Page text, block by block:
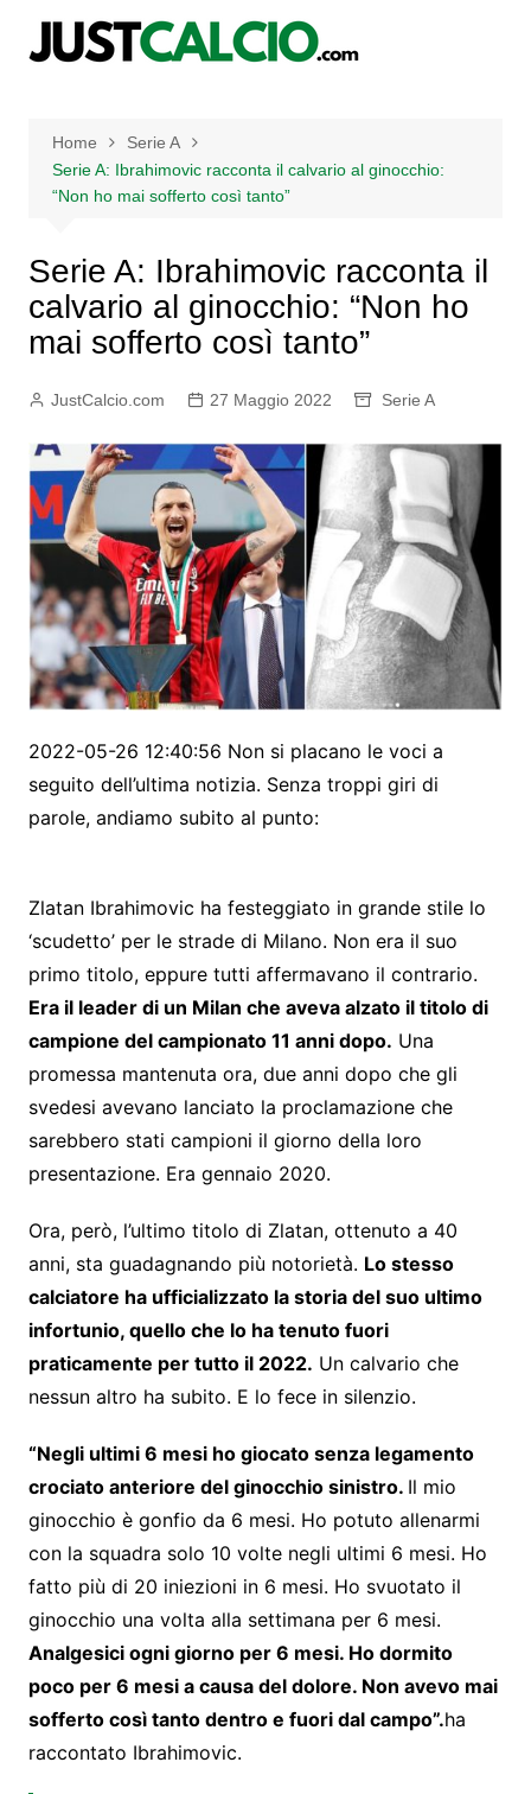
Home
Serie A
Serie A: Ibrahimovic racconta il calvario al ginocchio:
“Non ho mai sofferto così tanto”
Serie A: Ibrahimovic racconta il
calvario al ginocchio: “Non ho
mai sofferto così tanto”
JustCalcio.com 27 Maggio 2022 Serie A
2022-05-26 12:40:56 Non si placano le voci a
seguito dell’ultima notizia. Senza troppi giri di
parole, andiamo subito al punto:
Zlatan Ibrahimovic ha festeggiato in grande stile lo
‘scudetto’ per le strade di Milano. Non era il suo
primo titolo, eppure tutti affermavano il contrario.
Era il leader di un Milan che aveva alzato il titolo di
campione del campionato 11 anni dopo. Una
promessa mantenuta ora, due anni dopo che gli
svedesi avevano lanciato la proclamazione che
sarebbero stati campioni il giorno della loro
presentazione. Era gennaio 2020.
Ora, però, l’ultimo titolo di Zlatan, ottenuto a 40
anni, sta guadagnando più notorietà. Lo stesso
calciatore ha ufficializzato la storia del suo ultimo
infortunio, quello che lo ha tenuto fuori
praticamente per tutto il 2022. Un calvario che
nessun altro ha subito. E lo fece in silenzio.
“Negli ultimi 6 mesi ho giocato senza legamento
crociato anteriore del ginocchio sinistro. Il mio
ginocchio è gonfio da 6 mesi. Ho potuto allenarmi
con la squadra solo 10 volte negli ultimi 6 mesi. Ho
fatto più di 20 iniezioni in 6 mesi. Ho svuotato il
ginocchio una volta alla settimana per 6 mesi.
Analgesici ogni giorno per 6 mesi. Ho dormito
poco per 6 mesi a causa del dolore. Non avevo mai
sofferto così tanto dentro e fuori dal campo”.ha
raccontato Ibrahimovic.